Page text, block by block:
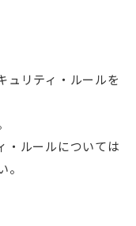
ュリティ・ルールを
ルールについては